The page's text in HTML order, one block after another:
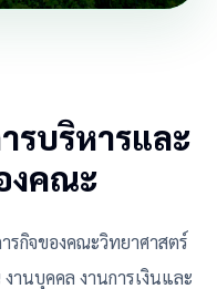
รบริหารและ
งคณะ
กิจของคณะวิทยาศาสตร์
านบุคคล งานการเงินและ